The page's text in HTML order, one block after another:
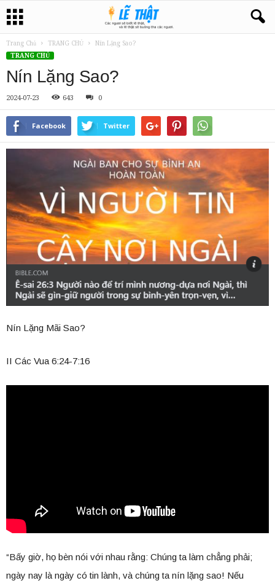
Trang Chủ TRANG CHỦ
Nín Lặng Sao?
TRANG CHỦ
Nín Lặng Sao?
2024-07-23 643 0
Facebook Twitter
Nín Lặng Mãi Sao?
II Các Vua 6:24-7:16
“Bấy giờ, họ bèn nói với nhau rằng: Chúng ta làm chẳng phải;
ngày nay là ngày có tin lành, và chúng ta nín lặng sao! Nếu